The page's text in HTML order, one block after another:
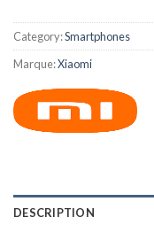
Category:Smartphones
Marque:Xiaomi
DESCRIPTION